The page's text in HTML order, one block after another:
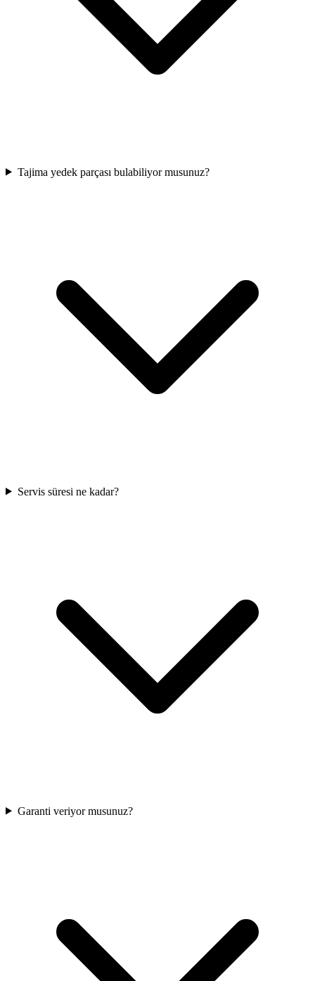
Tajima yedek parçası bulabiliyor musunuz?
Servis süresi ne kadar?
Garanti veriyor musunuz?